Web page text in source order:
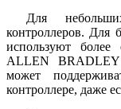
Для
контроллеров. Для
используют более
ALLEN
может
контроллере, даже